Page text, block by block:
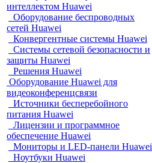
интеллектом Huawei
Оборудование беспроводных
сетей Huawei
Конвергентные системы Huawei
Системы сетевой безопасности и
защиты Huawei
Решения Huawei
Оборудование Huawei для
видеоконференцсвязи
Источники бесперебойного
питания Huawei
Лицензии и программное
обеспечение Huawei
Мониторы и LED-панели Huawei
Ноутбуки Huawei